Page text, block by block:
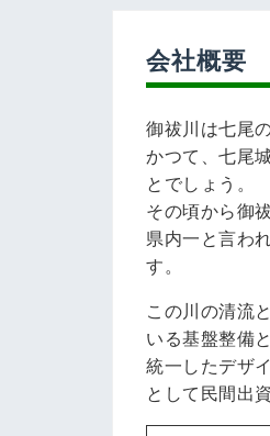
会社概要
御祓川は七尾
かつて、七尾
とでしょう。
その頃から御
県内一と言わ
す。
この川の清流
いる基盤整備
統一したデザ
として民間出